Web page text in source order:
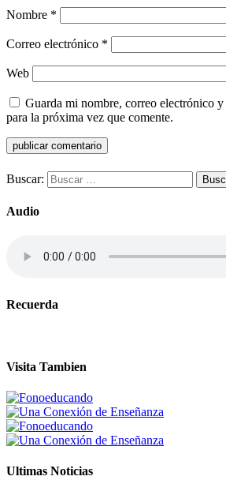
Nombre *
Correo electrónico *
Web
Guarda mi nombre, correo electrónico
para la próxima vez que comente.
Buscar:
Audio
Recuerda
Visita Tambien
Ultimas Noticias